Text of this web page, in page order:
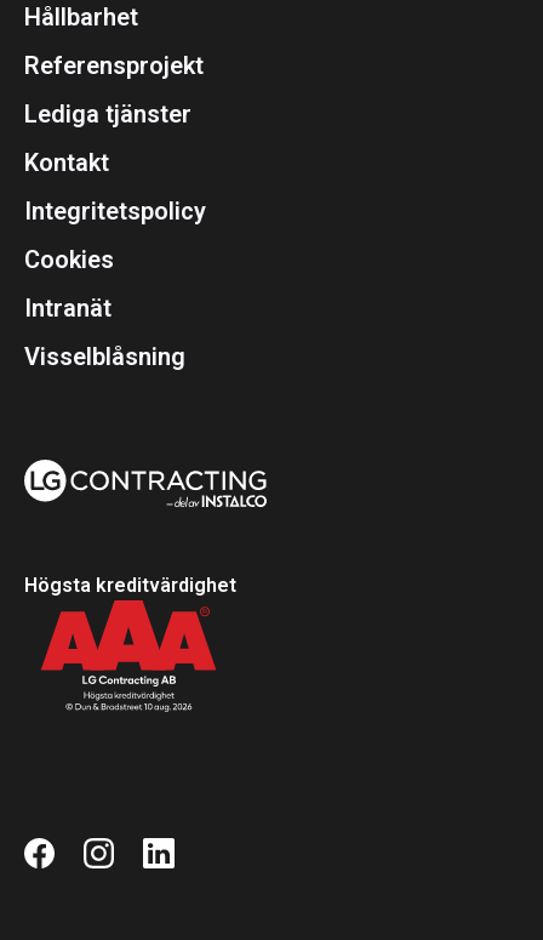
Högsta kreditvärdighet
Hållbarhet
Referensprojekt
Lediga tjänster
Kontakt
Integritetspolicy
Cookies
Intranät
Visselblåsning